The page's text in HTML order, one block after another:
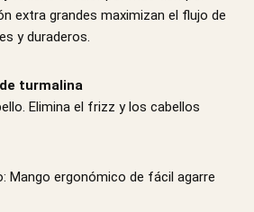
extra grandes maximizan el flujo de
y duraderos.
turmalina
Elimina el frizz y los cabellos
Mango ergonómico de fácil agarre